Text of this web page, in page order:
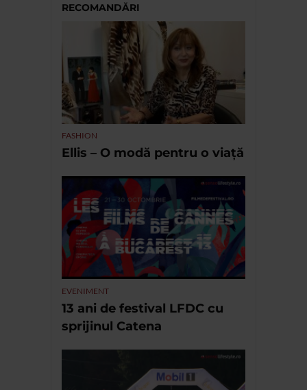
RECOMANDĂRI
FASHION
Ellis – O modă pentru o viață
EVENIMENT
13 ani de festival LFDC cu
sprijinul Catena